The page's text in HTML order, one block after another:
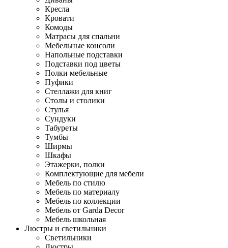
Кресла
Кровати
Комоды
Матрасы для спальни
Мебельные консоли
Напольные подставки
Подставки под цветы
Полки мебельные
Пуфики
Стеллажи для книг
Столы и столики
Стулья
Сундуки
Табуреты
Тумбы
Ширмы
Шкафы
Этажерки, полки
Комплектующие для мебели
Мебель по стилю
Мебель по материалу
Мебель по коллекции
Мебель от Garda Decor
Мебель школьная
Люстры и светильники
Светильники